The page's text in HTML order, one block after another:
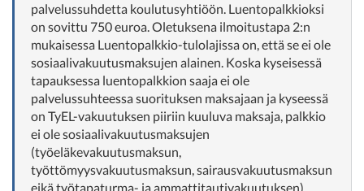
palvelussuhdetta koulutusyhtiöön. Luentopalkkioksi
on sovittu 750 euroa. Oletuksena ilmoitustapa 2:n
mukaisessa Luentopalkkio-tulolajissa on, että se ei ole
sosiaalivakuutusmaksujen alainen. Koska kyseisessä
tapauksessa luentopalkkion saaja ei ole
palvelussuhteessa suorituksen maksajaan ja kyseessä
on TyEL-vakuutuksen piiriin kuuluva maksaja, palkkio
ei ole sosiaalivakuutusmaksujen
(työeläkevakuutusmaksun,
työttömyysvakuutusmaksun, sairausvakuutusmaksun
eikä työtapaturma- ja ammattitautivakuutuksen)